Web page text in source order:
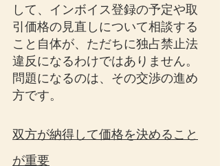
して、インボイス登録の予定や取
引価格の見直しについて相談する
こと自体が、ただちに独占禁止法
違反になるわけではありません。
問題になるのは、その交渉の進め
方です。
双方が納得して価格を決めること
が重要